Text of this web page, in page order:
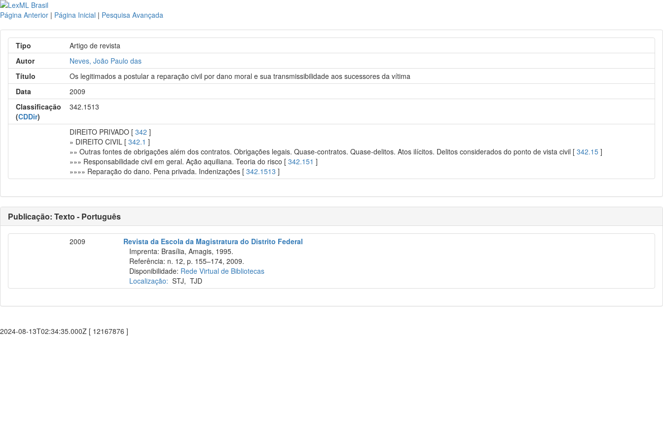
Página Anterior | Página Inicial | Pesquisa Avançada
Tipo
Artigo de revista
Autor
Neves, João Paulo das
Título
Os legitimados a postular a reparação civil por dano moral e sua transmissibilidade aos sucessores da vítima
Data
2009
Classificação
(CDDir)
342.1513
DIREITO PRIVADO [342 ]
» DIREITO CIVIL [342.1 ]
»» Outras fontes de obrigações além dos contratos. Obrigações legais. Quase-contratos. Quase-delitos. Atos ilícitos. Delitos considerados do ponto de vista civil [342.15 ]
»»» Responsabilidade civil em geral. Ação aquiliana. Teoria do risco [342.151 ]
»»»» Reparação do dano. Pena privada. Indenizações [342.1513 ]
Publicação: Texto - Português
2009
Revista da Escola da Magistratura do Distrito Federal
Imprenta: Brasília, Amagis, 1995.
Referência: n. 12, p. 155–174, 2009.
Disponibilidade: Rede Virtual de Bibliotecas
Localização: STJ,TJD
2024-08-13T02:34:35.000Z [ 12167876 ]